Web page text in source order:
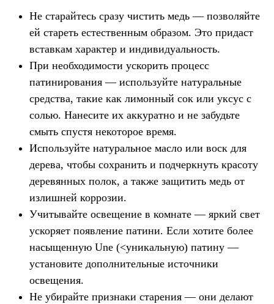
Не старайтесь сразу чистить медь — позволяйте
ей стареть естественным образом. Это придаст
вставкам характер и индивидуальность.
При необходимости ускорить процесс
патинирования — используйте натуральные
средства, такие как лимонный сок или уксус с
солью. Нанесите их аккуратно и не забудьте
смыть спустя некоторое время.
Используйте натуральное масло или воск для
дерева, чтобы сохранить и подчеркнуть красоту
деревянных полок, а также защитить медь от
излишней коррозии.
Учитывайте освещение в комнате — яркий свет
ускоряет появление патини. Если хотите более
насыщенную Une (<уникальную) патину —
установите дополнительные источники
освещения.
Не убирайте признаки старения — они делают